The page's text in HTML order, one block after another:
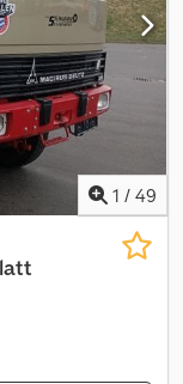
vagy exportra
TARTOZÉKOKRA
a változtatások,
Dcsdpfx
1 / 49